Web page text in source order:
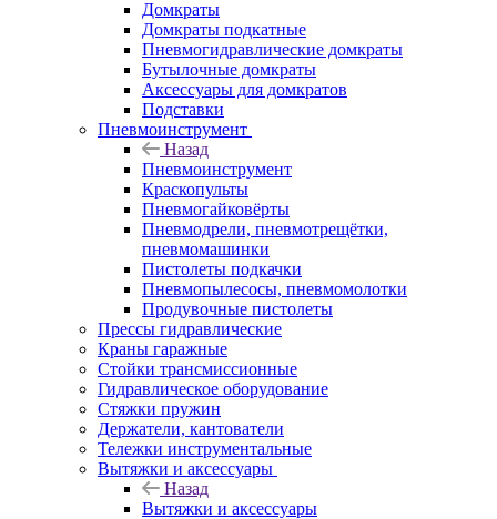
Домкраты
Домкраты подкатные
Пневмогидравлические домкраты
Бутылочные домкраты
Аксессуары для домкратов
Подставки
Пневмоинструмент
Назад
Пневмоинструмент
Краскопульты
Пневмогайковёрты
Пневмодрели, пневмотрещётки,
пневмомашинки
Пистолеты подкачки
Пневмопылесосы, пневмомолотки
Продувочные пистолеты
Прессы гидравлические
Краны гаражные
Стойки трансмиссионные
Гидравлическое оборудование
Стяжки пружин
Держатели, кантователи
Тележки инструментальные
Вытяжки и аксессуары
Назад
Вытяжки и аксессуары